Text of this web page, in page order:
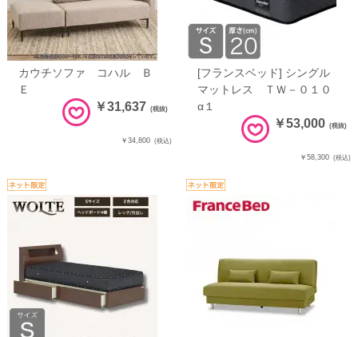
カウチソファ コハル Ｂ
Ｅ
￥31,637 (税抜)
￥34,800 (税込)
[フランスベッド] シングル
マットレス ＴＷ－０１０
α１
￥53,000 (税抜)
￥58,300 (税込)